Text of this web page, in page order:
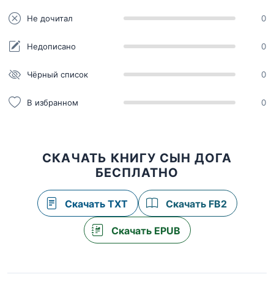
Не дочитал 0
Недописано 0
Чёрный список 0
В избранном 0
СКАЧАТЬ КНИГУ СЫН ДОГА
БЕСПЛАТНО
Скачать TXT Скачать FB2
Скачать EPUB